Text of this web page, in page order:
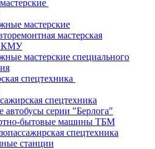
мастерские
мастерская
КМУ
мастерские специального
спецтехника
спецтехника
автобусы серии "Берлога"
бытовые машины ТБМ
спецтехника
станции